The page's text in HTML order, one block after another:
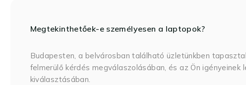
Megtekinthetőek-e személyesen a laptopok?
Budapesten, a belvárosban található üzletünkben
felmerülő kérdés megválaszolásában, és az Ön igényeinek
kiválasztásában.